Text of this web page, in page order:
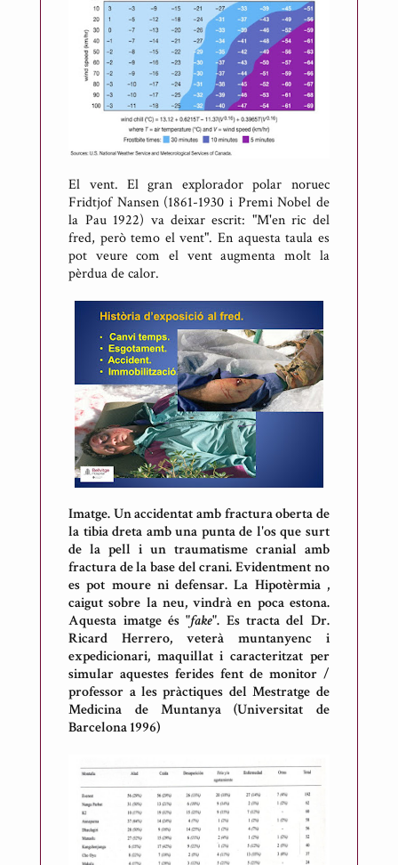
El vent. El gran explorador polar noruec
Fridtjof Nansen (1861-1930 i Premi Nobel de
la Pau 1922) va deixar escrit: "M'en ric del
fred, però temo el vent". En aquesta taula es
pot veure com el vent augmenta molt la
pèrdua de calor.
Imatge. Un accidentat amb fractura oberta de
la tibia dreta amb una punta de l'os que surt
de la pell i un traumatisme cranial amb
fractura de la base del crani. Evidentment no
es pot moure ni defensar. La Hipotèrmia ,
caigut sobre la neu, vindrà en poca estona.
Aquesta imatge és "fake". Es tracta del Dr.
Ricard Herrero, veterà muntanyenc i
expedicionari, maquillat i caracteritzat per
simular aquestes ferides fent de monitor /
professor a les pràctiques del Mestratge de
Medicina de Muntanya (Universitat de
Barcelona 1996)